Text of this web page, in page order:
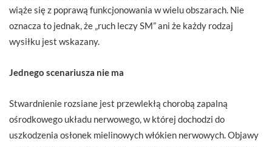
wiąże się z poprawą funkcjonowania w wielu obszarach. Nie
oznacza to jednak, że „ruch leczy SM” ani że każdy rodzaj
wysiłku jest wskazany.
Jednego scenariusza nie ma
Stwardnienie rozsiane jest przewlekłą chorobą zapalną
ośrodkowego układu nerwowego, w której dochodzi do
uszkodzenia osłonek mielinowych włókien nerwowych. Objawy